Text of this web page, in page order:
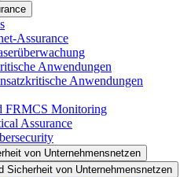
Assurance
Anwendungen
Anwendungen
FRMCS Monitoring
Assurance
von Unternehmensnetzen
Sicherheit von Unternehmensnetzen